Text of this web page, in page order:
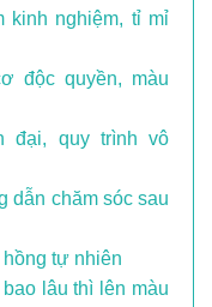
kinh nghiệm, tỉ mỉ
độc quyền, màu
đại, quy trình vô
dẫn chăm sóc sau
tự nhiên
lâu thì lên màu